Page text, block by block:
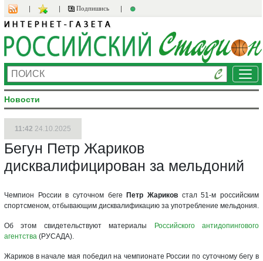
Подпишись
Новости
11:42 24.10.2025
Бегун Петр Жариков
дисквалифицирован за мельдоний
Чемпион России в суточном беге Петр Жариков стал 51-м российским
спортсменом, отбывающим дисквалификацию за употребление мельдония.
Об этом свидетельствуют материалы
Российского антидопингового
агентства (РУСАДА).
Жариков в начале мая победил на чемпионате России по суточному бегу в